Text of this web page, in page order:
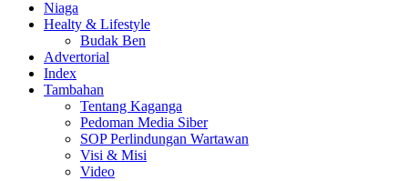
Niaga
Healty & Lifestyle
Budak Ben
Advertorial
Index
Tambahan
Tentang Kaganga
Pedoman Media Siber
SOP Perlindungan Wartawan
Visi & Misi
Video